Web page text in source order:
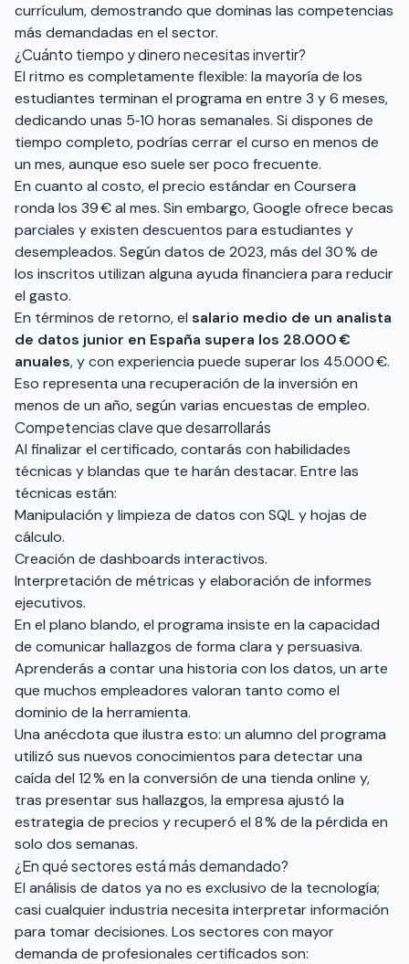
currículum, demostrando que dominas las competencias
más demandadas en el sector.
¿Cuánto tiempo y dinero necesitas invertir?
El ritmo es completamente flexible: la mayoría de los
estudiantes terminan el programa en entre 3 y 6 meses,
dedicando unas 5‑10 horas semanales. Si dispones de
tiempo completo, podrías cerrar el curso en menos de
un mes, aunque eso suele ser poco frecuente.
En cuanto al costo, el precio estándar en Coursera
ronda los 39 € al mes. Sin embargo, Google ofrece becas
parciales y existen descuentos para estudiantes y
desempleados. Según datos de 2023, más del 30 % de
los inscritos utilizan alguna ayuda financiera para reducir
el gasto.
En términos de retorno, el salario medio de un analista
de datos junior en España supera los 28.000 €
anuales, y con experiencia puede superar los 45.000 €.
Eso representa una recuperación de la inversión en
menos de un año, según varias encuestas de empleo.
Competencias clave que desarrollarás
Al finalizar el certificado, contarás con habilidades
técnicas y blandas que te harán destacar. Entre las
técnicas están:
Manipulación y limpieza de datos con SQL y hojas de
cálculo.
Creación de dashboards interactivos.
Interpretación de métricas y elaboración de informes
ejecutivos.
En el plano blando, el programa insiste en la capacidad
de comunicar hallazgos de forma clara y persuasiva.
Aprenderás a contar una historia con los datos, un arte
que muchos empleadores valoran tanto como el
dominio de la herramienta.
Una anécdota que ilustra esto: un alumno del programa
utilizó sus nuevos conocimientos para detectar una
caída del 12 % en la conversión de una tienda online y,
tras presentar sus hallazgos, la empresa ajustó la
estrategia de precios y recuperó el 8 % de la pérdida en
solo dos semanas.
¿En qué sectores está más demandado?
El análisis de datos ya no es exclusivo de la tecnología;
casi cualquier industria necesita interpretar información
para tomar decisiones. Los sectores con mayor
demanda de profesionales certificados son: